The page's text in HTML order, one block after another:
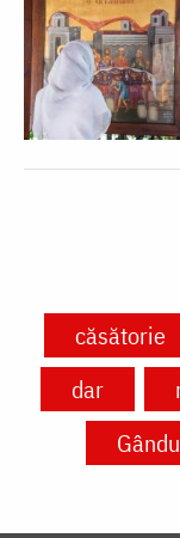
căsătorie
dar